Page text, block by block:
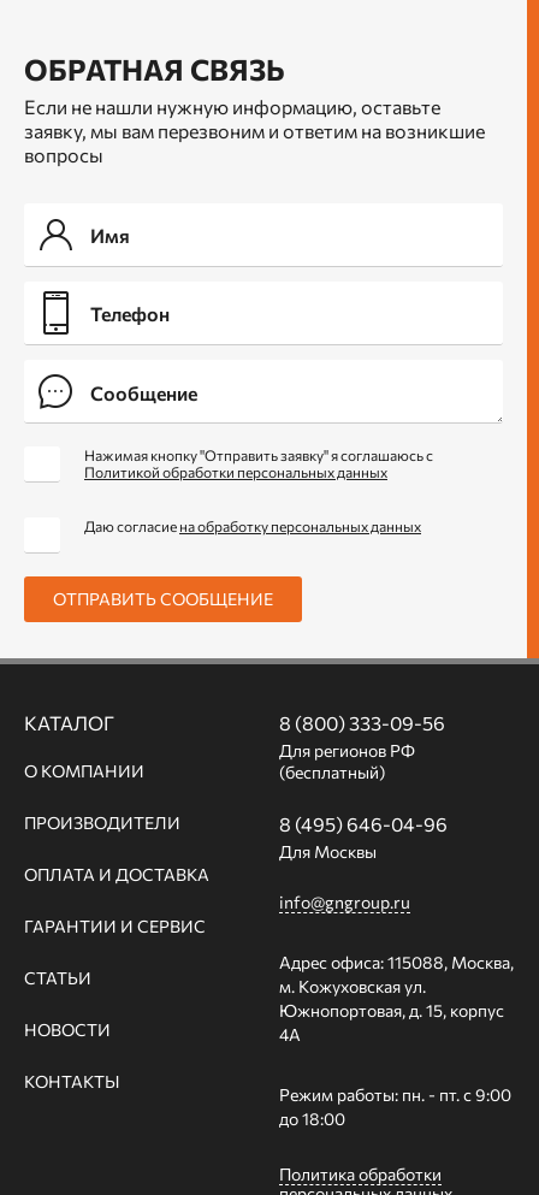
ОБРАТНАЯ СВЯЗЬ
Если не нашли нужную информацию, оставьте
заявку, мы вам перезвоним и ответим на возникшие
вопросы
Нажимая кнопку "Отправить заявку" я соглашаюсь с
Политикой обработки персональных данных
Даю согласие на обработку персональных данных
ОТПРАВИТЬ СООБЩЕНИЕ
КАТАЛОГ
О КОМПАНИИ
ПРОИЗВОДИТЕЛИ
ОПЛАТА И ДОСТАВКА
ГАРАНТИИ И СЕРВИС
СТАТЬИ
НОВОСТИ
КОНТАКТЫ
8 (800) 333-09-56
Для регионов РФ
(бесплатный)
8 (495) 646-04-96
Для Москвы
info@gngroup.ru
Адрес офиса: 115088, Москва,
м. Кожуховская ул.
Южнопортовая, д. 15, корпус
4А
Режим работы: пн. - пт. с 9:00
до 18:00
Политика обработки